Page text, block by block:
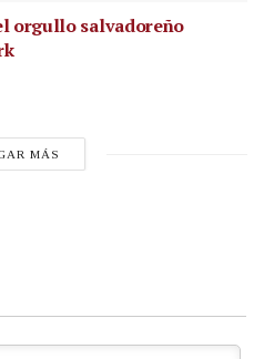
orgullo salvadoreño
MÁS